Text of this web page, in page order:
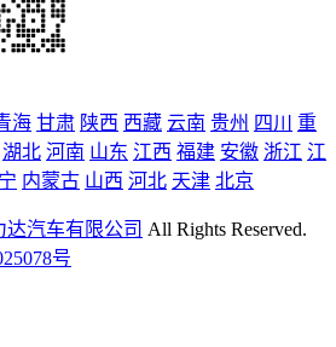
海 甘肃 陕西 西藏 云南 贵州 四川
重
湖北 河南 山东 江西 福建 安徽 浙江 江
内蒙古 山西 河北 天津 北京
达汽车有限公司 All Rights Reserved.
号